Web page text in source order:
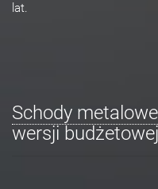
lat.
Schody metalowe
wersji